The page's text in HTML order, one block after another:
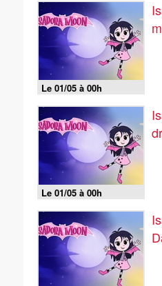
Le 01/05 à 00h
Le 01/05 à 00h